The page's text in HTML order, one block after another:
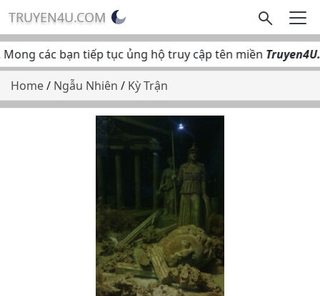
TRUYEN4U.COM
các bạn tiếp tục ủng hộ truy cập tên miền
Home/ Ngẫu Nhiên / Kỳ Trận